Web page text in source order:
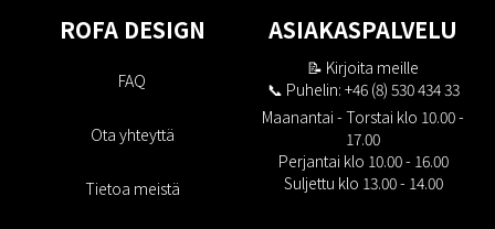
ROFA DESIGN
FAQ
Ota yhteyttä
Tietoa meistä
ASIAKASPALVELU
📝 Kirjoita meille
📞 Puhelin: +46 (8) 530 434 33
Maanantai - Torstai klo 10.00 -
17.00
Perjantai klo 10.00 - 16.00
Suljettu klo 13.00 - 14.00